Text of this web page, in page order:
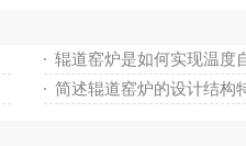
辊道窑炉是如何实现温度
简述辊道窑炉的设计结构